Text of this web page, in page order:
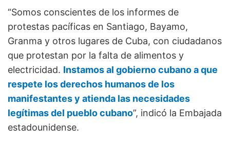
“Somos conscientes de los informes de
protestas pacíficas en Santiago, Bayamo,
Granma y otros lugares de Cuba, con ciudadanos
que protestan por la falta de alimentos y
electricidad. Instamos al gobierno cubano a que
respete los derechos humanos de los
manifestantes y atienda las necesidades
legítimas del pueblo cubano”, indicó la Embajada
estadounidense.